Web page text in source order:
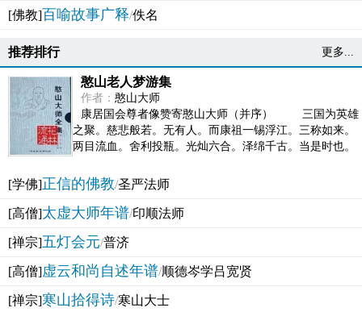
[佛教]百喻故事广释/佚名
推荐排行 更多...
憨山老人梦游集
作者： 憨山大师
康居国会尊者像赞寄憨山大师（并序） 三国为英雄
之聚。慈悲般若。无有人。而康祖一锡浮江。三称如来。
两目流血。舍利投瓶。光灿六合。泽绵千古。当是时也。
[学佛]正信的佛教/圣严法师
[高僧]太虚大师年谱/印顺法师
[禅宗]五灯会元/普济
[高僧]虚云和尚自述年谱/顺德岑学吕宽贤
[禅宗]寒山拾得诗/寒山大士